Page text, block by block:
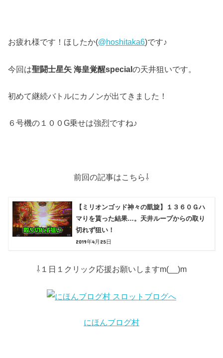
お疲れ様です！ほしたか(@hoshitaka6)です♪
今回は聖闘士星矢 海皇覚醒specialの天井狙いです。
初めて継続バトルにカノンが出てきました！
６号機の１００G乗せは強烈ですね♪
前回の記事はこちら⇩
【ミリオンゴッド神々の凱旋】１３６０Ｇハ
マりを貰った結果…。天井ループからの取り
切れず狙い！
2019年4月25日
⇩１日１クリック応援お願いしますm(__)m
にほんブログ村